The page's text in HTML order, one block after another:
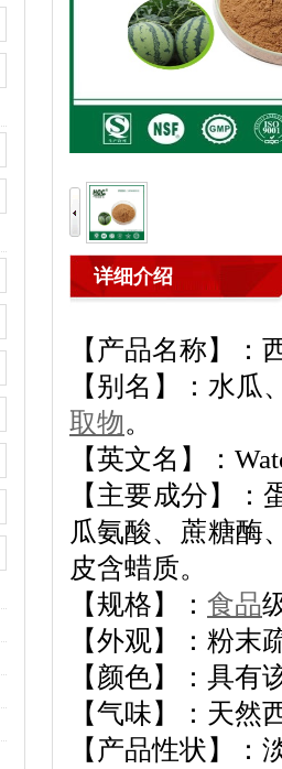
详细介绍
【产品名称】：
【别名】：水
取物。
【英文名】：
【主要成分】
瓜氨酸、蔗糖酶
皮含蜡质。
【规格】： 食品
【外观】：粉
【颜色】：具
【气味】：天然
【产品性状】：